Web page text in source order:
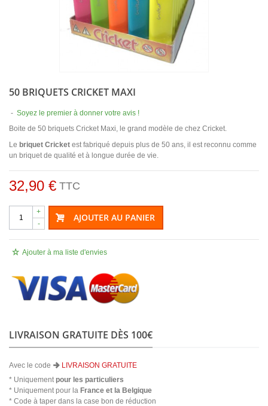
50 BRIQUETS CRICKET MAXI
- Soyez le premier à donner votre avis !
Boite de 50 briquets Cricket Maxi, le grand modèle de chez Cricket.
Le briquet Cricket est fabriqué depuis plus de 50 ans, il est reconnu comme
un briquet de qualité et à longue durée de vie.
32,90 € TTC
-
+ AJOUTER AU PANIER
Ajouter à ma liste d'envies
LIVRAISON GRATUITE DÈS 100€
Avec le code
LIVRAISON GRATUITE
* Uniquementpour les particuliers
* Uniquement pour la France et la Belgique
* Code à taper dans la case bon de réduction